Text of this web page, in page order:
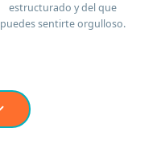
estructurado y del que
puedes sentirte orgulloso.